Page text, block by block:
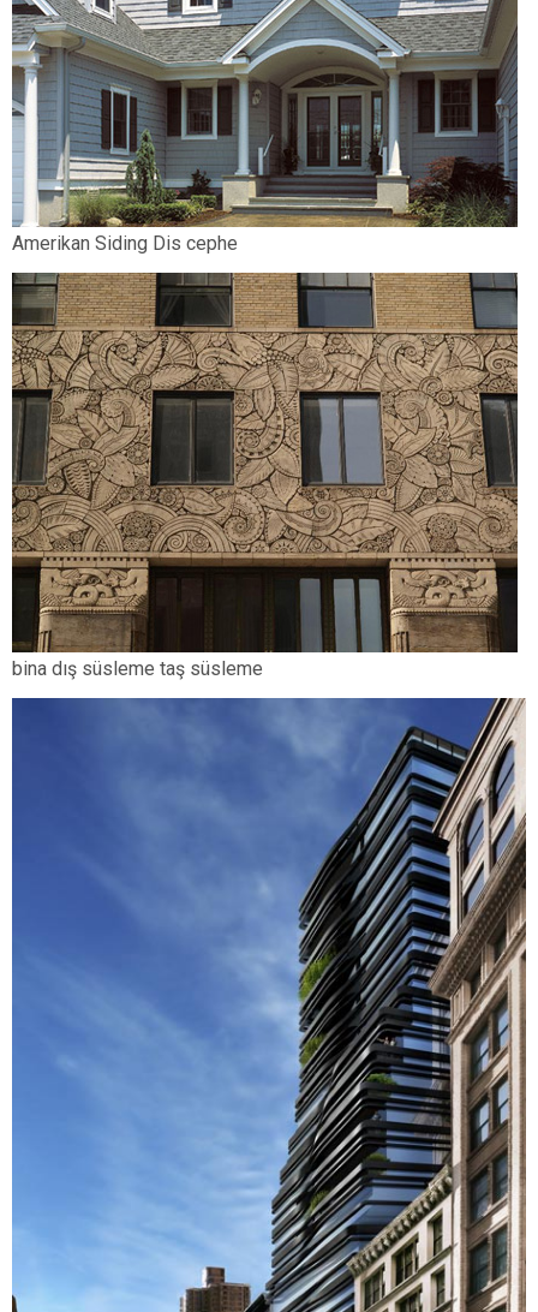
Amerikan Siding Dis cephe
bina dış süsleme taş süsleme